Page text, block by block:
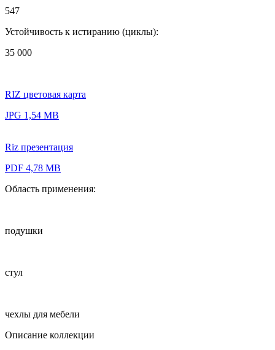
547
Устойчивость к истиранию (циклы):
35 000
RIZ цветовая карта
JPG 1,54 MB
Riz презентация
PDF 4,78 MB
Область применения:
подушки
стул
чехлы для мебели
Описание коллекции